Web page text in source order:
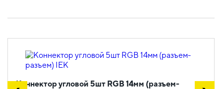
Коннектор угловой 5шт RGB 14мм (разъем-